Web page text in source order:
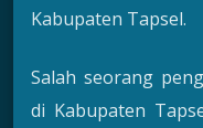
Kabupaten Tapsel.
Salah seorang
di Kabupaten